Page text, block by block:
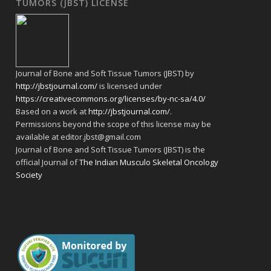
TUMORS (JBST) LICENSE
Journal of Bone and Soft Tissue Tumors (JBST) by
http://jbstjournal.com/is licensed under
https://creativecommons.org/licenses/by-nc-sa/4.0/
Based on a work athttp://jbstjournal.com/.
Permissions beyond the scope of this license may be
available at editor.jbst@gmail.com
Journal of Bone and Soft Tissue Tumors (JBST) is the
official Journal ofThe Indian Musculo Skeletal Oncology
Society